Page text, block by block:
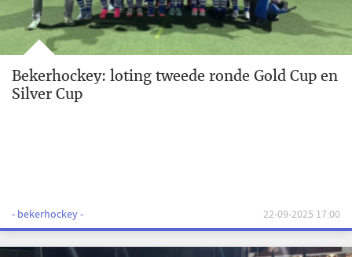
Bekerhockey: loting tweede ronde Gold Cup en
Silver Cup
- bekerhockey - 22-09-2025 17:00